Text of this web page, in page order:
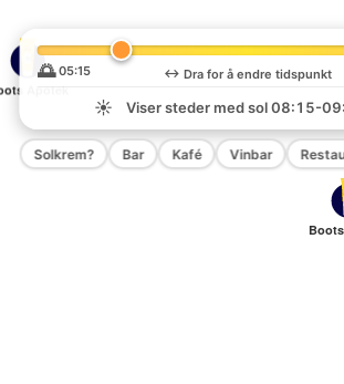
Apotek
🌅 05:15 ↔️ Dra for å endre tidspunkt
☀️
Viser steder med sol08:15-
Solkrem? Bar Kafé Vinbar